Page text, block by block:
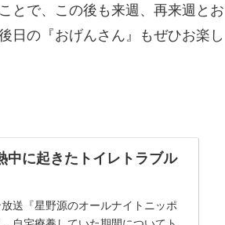
とで、この後も来週、再来週とお
日の『おげんさん』もぜひお楽し
に起きたトイレトラブル
送『星野源のオールナイトニッポ